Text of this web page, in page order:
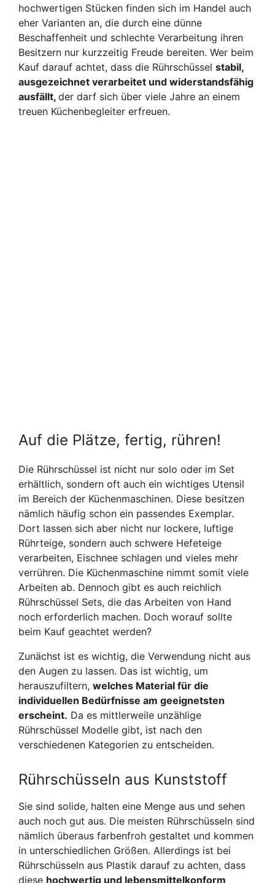
hochwertigen Stücken finden sich im Handel auch
eher Varianten an, die durch eine dünne
Beschaffenheit und schlechte Verarbeitung ihren
Besitzern nur kurzzeitig Freude bereiten. Wer beim
Kauf darauf achtet, dass die Rührschüssel stabil,
ausgezeichnet verarbeitet und widerstandsfähig
ausfällt, der darf sich über viele Jahre an einem
treuen Küchenbegleiter erfreuen.
Auf die Plätze, fertig, rühren!
Die Rührschüssel ist nicht nur solo oder im Set
erhältlich, sondern oft auch ein wichtiges Utensil
im Bereich der Küchenmaschinen. Diese besitzen
nämlich häufig schon ein passendes Exemplar.
Dort lassen sich aber nicht nur lockere, luftige
Rührteige, sondern auch schwere Hefeteige
verarbeiten, Eischnee schlagen und vieles mehr
verrühren. Die Küchenmaschine nimmt somit viele
Arbeiten ab. Dennoch gibt es auch reichlich
Rührschüssel Sets, die das Arbeiten von Hand
noch erforderlich machen. Doch worauf sollte
beim Kauf geachtet werden?
Zunächst ist es wichtig, die Verwendung nicht aus
den Augen zu lassen. Das ist wichtig, um
herauszufiltern, welches Material für die
individuellen Bedürfnisse am geeignetsten
erscheint. Da es mittlerweile unzählige
Rührschüssel Modelle gibt, ist nach den
verschiedenen Kategorien zu entscheiden.
Rührschüsseln aus Kunststoff
Sie sind solide, halten eine Menge aus und sehen
auch noch gut aus. Die meisten Rührschüsseln sind
nämlich überaus farbenfroh gestaltet und kommen
in unterschiedlichen Größen. Allerdings ist bei
Rührschüsseln aus Plastik darauf zu achten, dass
diese hochwertig und lebensmittelkonform